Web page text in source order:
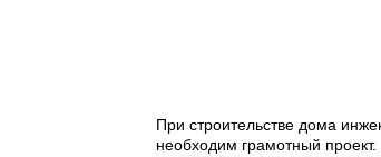
При строительстве дома
необходим грамотный проект.